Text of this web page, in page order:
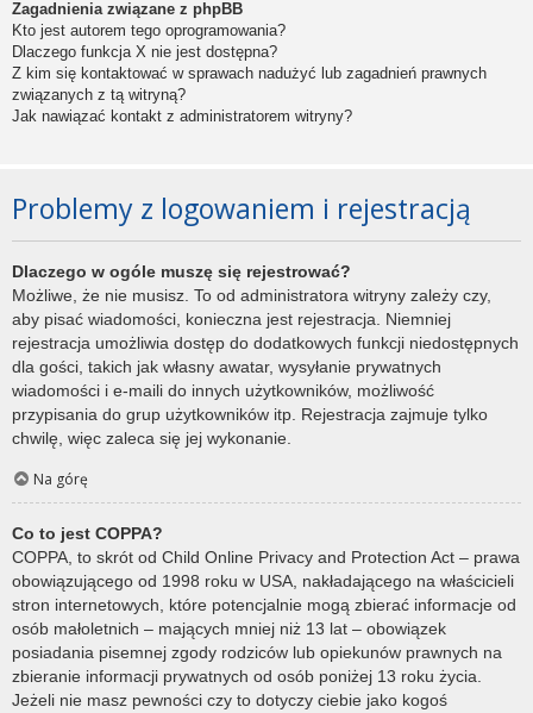
Zagadnienia związane z phpBB
Kto jest autorem tego oprogramowania?
Dlaczego funkcja X nie jest dostępna?
Z kim się kontaktować w sprawach nadużyć lub zagadnień prawnych
związanych z tą witryną?
Jak nawiązać kontakt z administratorem witryny?
Problemy z logowaniem i rejestracją
Dlaczego w ogóle muszę się rejestrować?
Możliwe, że nie musisz. To od administratora witryny zależy czy,
aby pisać wiadomości, konieczna jest rejestracja. Niemniej
rejestracja umożliwia dostęp do dodatkowych funkcji niedostępnych
dla gości, takich jak własny awatar, wysyłanie prywatnych
wiadomości i e-maili do innych użytkowników, możliwość
przypisania do grup użytkowników itp. Rejestracja zajmuje tylko
chwilę, więc zaleca się jej wykonanie.
Na górę
Co to jest COPPA?
COPPA, to skrót od Child Online Privacy and Protection Act – prawa
obowiązującego od 1998 roku w USA, nakładającego na właścicieli
stron internetowych, które potencjalnie mogą zbierać informacje od
osób małoletnich – mających mniej niż 13 lat – obowiązek
posiadania pisemnej zgody rodziców lub opiekunów prawnych na
zbieranie informacji prywatnych od osób poniżej 13 roku życia.
Jeżeli nie masz pewności czy to dotyczy ciebie jako kogoś